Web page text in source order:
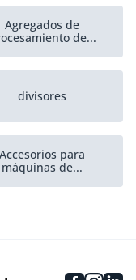
Agregados de
de...
divisores
Accesorios para
máquinas de...